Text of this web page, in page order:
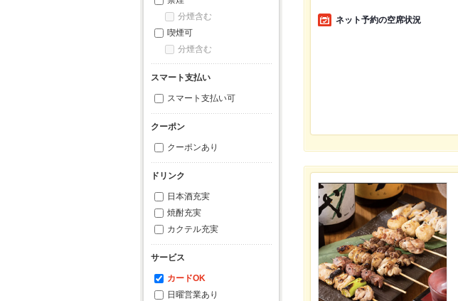
分煙含む
喫煙可
分煙含む
スマート支払い
スマート支払い可
クーポン
クーポンあり
ドリンク
日本酒充実
焼酎充実
カクテル充実
サービス
カードOK
日曜営業あり
ネット予約の空席状況